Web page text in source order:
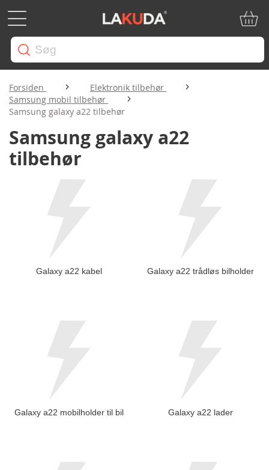
Forsiden
Elektronik tilbehør
Samsung mobil tilbehør
Samsung galaxy a22 tilbehør
Samsung galaxy a22
tilbehør
Galaxy a22 kabel Galaxy a22 trådløs bilholder
Galaxy a22 mobilholder til bil Galaxy a22 lader